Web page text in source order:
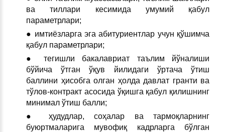
ва тиллари кесимида умумий қабул
параметрлари;
● имтиёзларга эга абитуриентлар учун қўшимча
қабул параметрлари;
● тегишли бакалавриат таълим йўналиши
бўйича ўтган ўқув йилидаги ўртача ўтиш
баллини ҳисобга олган ҳолда давлат гранти ва
тўлов-контракт асосида ўқишга қабул қилишнинг
минимал ўтиш балли;
● ҳудудлар, соҳалар ва тармоқларнинг
буюртмаларига мувофиқ кадрларга бўлган